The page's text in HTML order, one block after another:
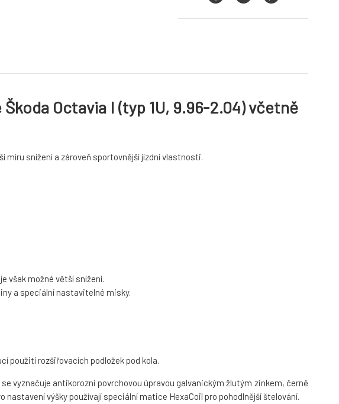
Octavia I (typ 1U, 9.96-2.04) včetně
míru snížení a zároveň sportovnější jízdní vlastnosti.
však možné větší snížení.
a speciální nastavitelné misky.
použití rozšiřovacích podložek pod kola.
vyznačuje antikorozní povrchovou úpravou galvanickým žlutým zinkem, černě
nastavení výšky používají speciální matice HexaCoil pro pohodlnější štelování.